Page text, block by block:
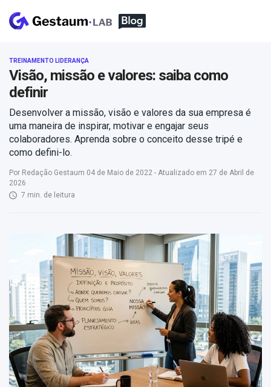
TREINAMENTO LIDERANÇA
Visão, missão e valores: saiba como
definir
Desenvolver a missão, visão e valores da sua empresa é
uma maneira de inspirar, motivar e engajar seus
colaboradores. Aprenda sobre o conceito desse tripé e
como defini-lo.
Por Redação Gestaum 04 de Maio de 2022 - Atualizado em 27 de Abril de
2026
7 min. de leitura